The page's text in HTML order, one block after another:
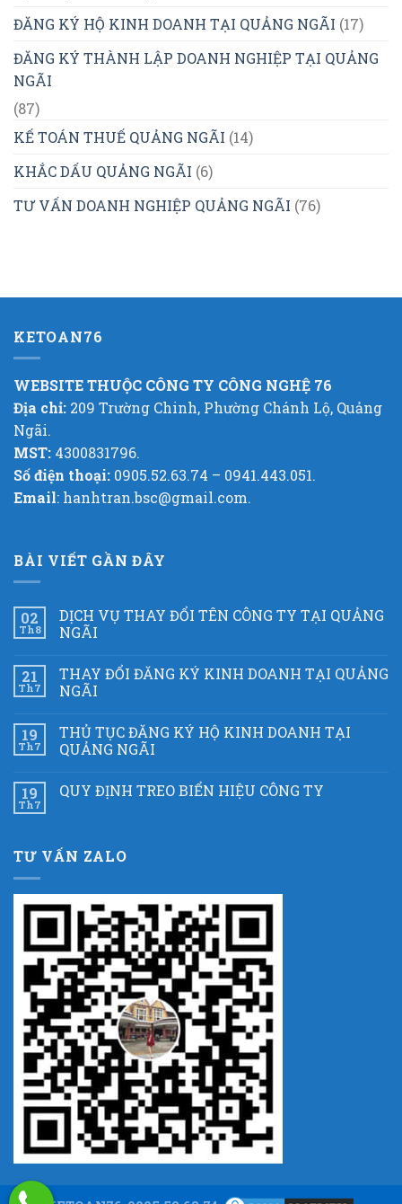
ĐĂNG KÝ HỘ KINH DOANH TẠI QUẢNG NGÃI (17)
ĐĂNG KÝ THÀNH LẬP DOANH NGHIỆP TẠI QUẢNG
NGÃI
(87)
KẾ TOÁN THUẾ QUẢNG NGÃI (14)
KHẮC DẤU QUẢNG NGÃI (6)
TƯ VẤN DOANH NGHIỆP QUẢNG NGÃI (76)
KETOAN76
WEBSITE THUỘC CÔNG TY CÔNG NGHỆ 76
Địa chỉ: 209 Trường Chinh, Phường Chánh Lộ, Quảng
Ngãi.
MST: 4300831796.
Số điện thoại: 0905.52.63.74 – 0941.443.051.
Email: hanhtran.bsc@gmail.com.
BÀI VIẾT GẦN ĐÂY
02
Th8
DỊCH VỤ THAY ĐỔI TÊN CÔNG TY TẠI QUẢNG
NGÃI
21
Th7
THAY ĐỔI ĐĂNG KÝ KINH DOANH TẠI QUẢNG
NGÃI
19
Th7
THỦ TỤC ĐĂNG KÝ HỘ KINH DOANH TẠI
QUẢNG NGÃI
19
Th7
QUY ĐỊNH TREO BIỂN HIỆU CÔNG TY
TƯ VẤN ZALO